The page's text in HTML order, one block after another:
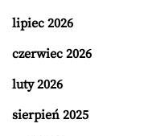
lipiec 2026
czerwiec 2026
luty 2026
sierpień 2025